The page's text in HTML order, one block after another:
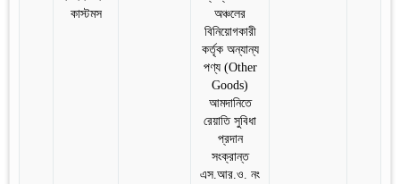
কাস্টমস
অঞ্চলের
বিনিয়োগকারী
কর্তৃক অন্যান্য
পণ্য (Other
Goods)
আমদানিতে
রেয়াতি সুবিধা
প্রদান
সংক্রান্ত
এস.আর.ও. নং